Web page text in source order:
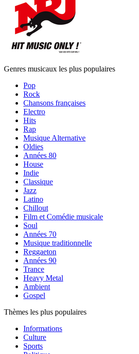
Genres musicaux les plus populaires
Pop
Rock
Chansons françaises
Electro
Hits
Rap
Musique Alternative
Oldies
Années 80
House
Indie
Classique
Jazz
Latino
Chillout
Film et Comédie musicale
Soul
Années 70
Musique traditionnelle
Reggaeton
Années 90
Trance
Heavy Metal
Ambient
Gospel
Thèmes les plus populaires
Informations
Culture
Sports